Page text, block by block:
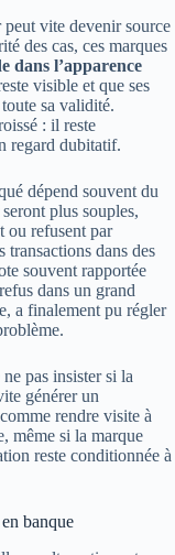
vite devenir source
des cas, ces marques
dans l’apparence
visible et que ses
sa validité.
: il reste
regard dubitatif.
dépend souvent du
plus souples,
ou refusent par
dans des
souvent rapportée
dans un grand
a finalement pu régler
pas insister si la
générer un
rendre visite à
même si la marque
reste conditionnée à
banque